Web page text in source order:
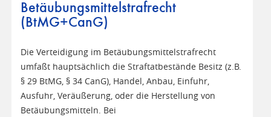
Betäubungsmittelstrafrecht
(BtMG+CanG)
Die Verteidigung im Betäubungsmittelstrafrecht
umfaßt hauptsächlich die Straftatbestände Besitz (z.B.
§ 29 BtMG, § 34 CanG), Handel, Anbau, Einfuhr,
Ausfuhr, Veräußerung, oder die Herstellung von
Betäubungsmitteln. Bei